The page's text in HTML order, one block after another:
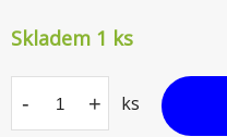
Skladem 1 ks
- + ks